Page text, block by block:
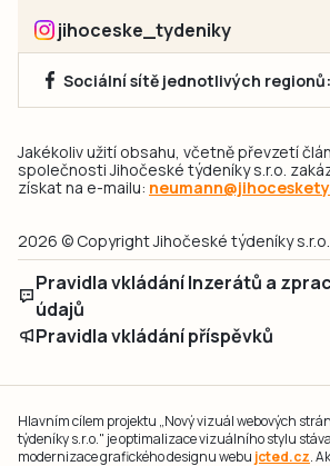
jihoceske_tydeniky
Sociální sítě jednotlivých regionů:
Jakékoliv užití obsahu, včetně převzetí
společnosti Jihočeské týdeníky s.r.o.
získat na e-mailu:
2026 © Copyright Jihočeské týdeníky s.r.o.
Pravidla vkládání Inzerátů a
údajů
Pravidla vkládání příspěvků
Hlavním cílem projektu „Nový vizuál webových
týdeníky s.r.o." je optimalizace vizuálního stylu
modernizace grafického designu webu jcted.cz.